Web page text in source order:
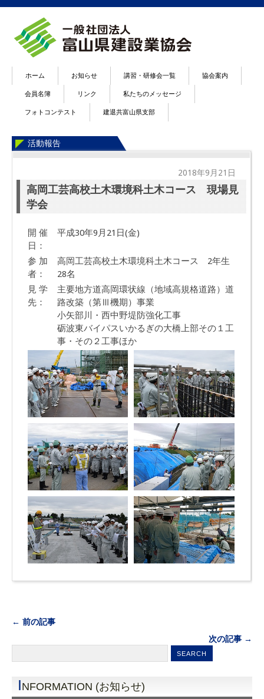
ホーム お知らせ 講習・研修会一覧 協会案内
会員名簿 リンク 私たちのメッセージ
フォトコンテスト 建退共富山県支部
活動報告
2018年9月21日
高岡工芸高校土木環境科土木コース 現場見
学会
開 催
日：
平成30年9月21日(金)
参 加
者：
高岡工芸高校土木環境科土木コース 2年生
28名
見 学
先：
主要地方道高岡環状線（地域高規格道路）道
路改築（第Ⅲ機期）事業
小矢部川・西中野堤防強化工事
砺波東バイパスいかるぎの大橋上部その１工
事・その２工事ほか
← 前の記事
次の記事 →
INFORMATION (お知らせ)